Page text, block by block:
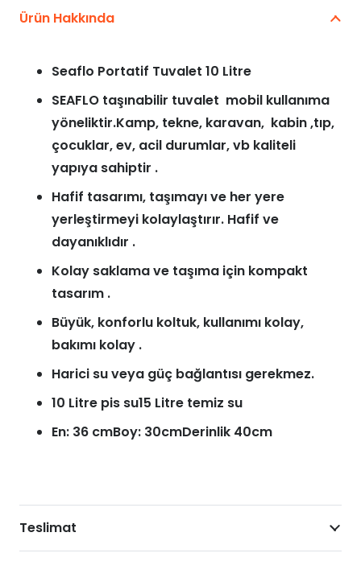
Ürün Hakkında
Seaflo Portatif Tuvalet 10 Litre
SEAFLO taşınabilir tuvalet mobil kullanıma
yöneliktir.Kamp, tekne, karavan, kabin ,tıp,
çocuklar, ev, acil durumlar, vb kaliteli
yapıya sahiptir .
Hafif tasarımı, taşımayı ve her yere
yerleştirmeyi kolaylaştırır. Hafif ve
dayanıklıdır .
Kolay saklama ve taşıma için kompakt
tasarım .
Büyük, konforlu koltuk, kullanımı kolay,
bakımı kolay .
Harici su veya güç bağlantısı gerekmez.
10 Litre pis su15 Litre temiz su
En: 36 cmBoy: 30cmDerinlik 40cm
Teslimat